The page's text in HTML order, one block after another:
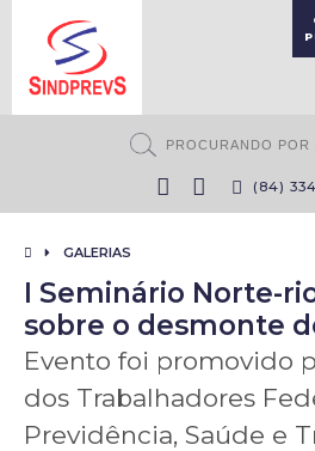
(84)
GALERIAS
I Seminário Norte-
sobre o desmonte
Evento foi promovido
dos Trabalhadores
Previdência, Saúde e